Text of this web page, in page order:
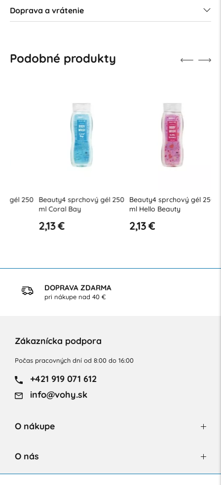
Doprava a vrátenie
Podobné produkty
Beauty4 sprchový gél 250
ml Coral Bay
Beauty4 sprchový gél 250
ml Hello Beauty
Beauty4
DOPRAVA ZDARMA
pri nákupe nad 40 €
Zákaznícka podpora
Počas pracovných dní od 8:00 do 16:00
+421 919 071 612
info@vohy.sk
O nákupe
O nás